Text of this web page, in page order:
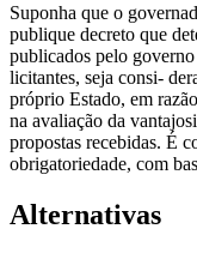
Suponha que o
publique decreto que
publicados pelo
licitantes, seja consi-
próprio Estado, em
na avaliação da
propostas recebidas. É
obrigatoriedade, com
Alternativas